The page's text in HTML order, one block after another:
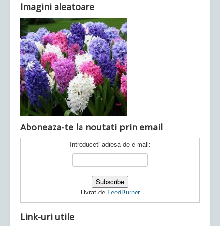
Ultimele articole: Vi, 04.11.2022 -
Județean Mehedinți
Imagini aleatoare
Aboneaza-te la noutati prin email
Introduceti adresa de e-mail:
Livrat de FeedBurner
Link-uri utile